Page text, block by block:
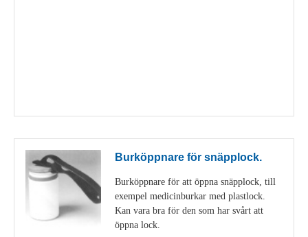
Burköppnare för snäpplock.
Burköppnare för att öppna snäpplock, till
exempel medicinburkar med plastlock.
Kan vara bra för den som har svårt att
öppna lock.